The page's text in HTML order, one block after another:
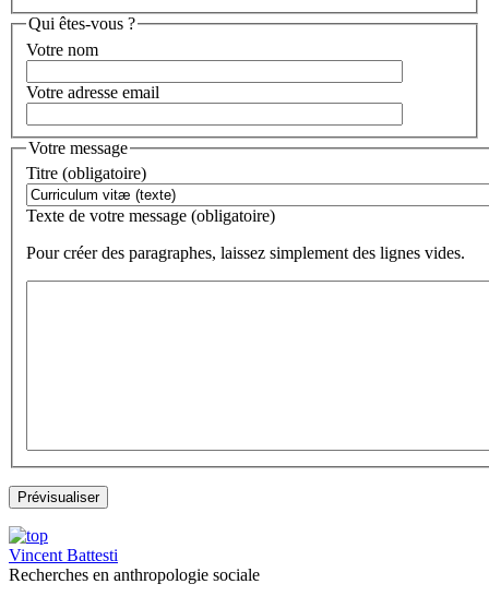
Qui êtes-vous ?
Votre nom
Votre adresse email
Votre message
Titre (obligatoire)
Texte de votre message (obligatoire)
Pour créer des paragraphes, laissez simplement des lignes vides.
Vincent Battesti
Recherches en anthropologie sociale